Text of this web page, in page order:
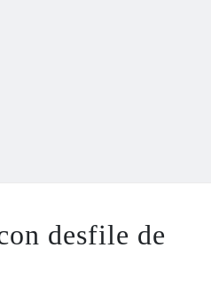
desfile de